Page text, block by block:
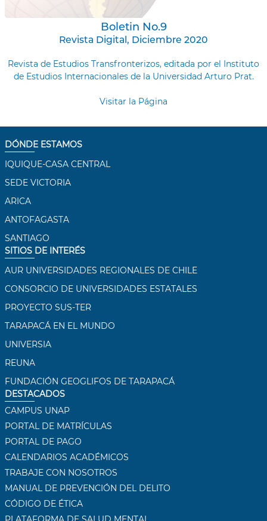
Boletin No.9
Revista Digital, Diciembre 2020
Revista de Estudios Transfronterizos, editada por el Instituto
de Estudios Internacionales de la Universidad Arturo Prat.
Visitar la Página
DÓNDE ESTAMOS
IQUIQUE-CASA CENTRAL
SEDE VICTORIA
ARICA
ANTOFAGASTA
SANTIAGO
SITIOS DE INTERÉS
AUR UNIVERSIDADES REGIONALES DE CHILE
CONSORCIO DE UNIVERSIDADES ESTATALES
PROYECTO SUS-TER
TARAPACÁ EN EL MUNDO
UNIVERSIA
REUNA
FUNDACIÓN GEOGLIFOS DE TARAPACÁ
DESTACADOS
CAMPUS UNAP
PORTAL DE MATRÍCULAS
PORTAL DE PAGO
CALENDARIOS ACADÉMICOS
TRABAJE CON NOSOTROS
MANUAL DE PREVENCIÓN DEL DELITO
CÓDIGO DE ÉTICA